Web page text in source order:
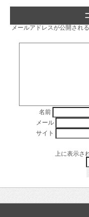
メールアドレスが公開され
名前
メール
サイト
上に表示さ